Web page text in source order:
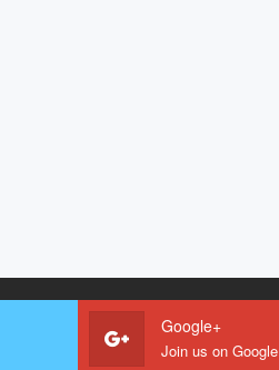
Google+
Join us on Google